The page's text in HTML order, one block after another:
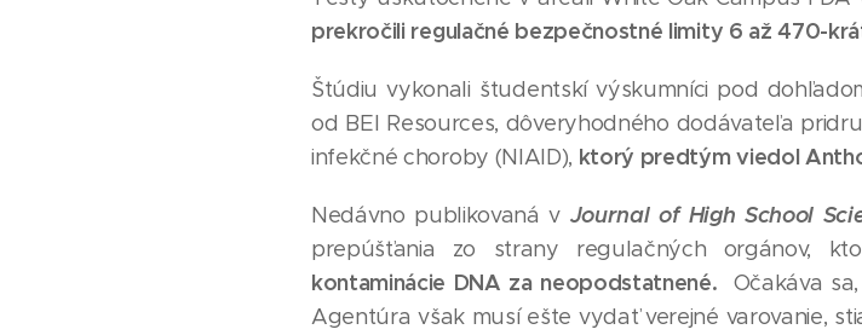
prekročili regulačné bezpečnostné limity 6 až 470-
Štúdiu vykonali študentskí výskumníci pod
od BEI Resources, dôveryhodného dodávateľa
infekčné choroby (NIAID), ktorý predtým viedol
Nedávno publikovaná v Journal of High School
prepúšťania zo strany regulačných orgánov,
kontaminácie DNA za neopodstatnené. Očakáva
Agentúra však musí ešte vydať verejné varovanie,